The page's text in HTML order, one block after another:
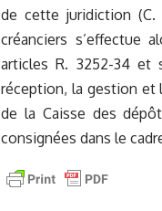
de cette juridiction (C.
créanciers s’effectue
articles R. 3252-34 et
réception, la gestion et
de la Caisse des
consignées dans le